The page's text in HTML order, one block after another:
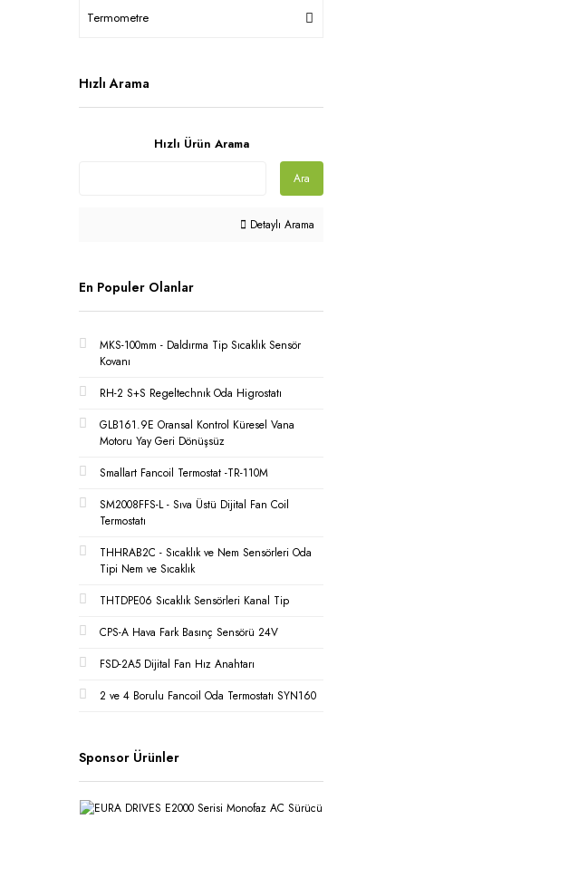
Termometre
Hızlı Arama
Hızlı Ürün Arama
Ara
Detaylı Arama
En Populer Olanlar
MKS-100mm - Daldırma Tip Sıcaklık Sensör
Kovanı
RH-2 S+S Regeltechnık Oda Higrostatı
GLB161.9E Oransal Kontrol Küresel Vana
Motoru Yay Geri Dönüşsüz
Smallart Fancoil Termostat -TR-110M
SM2008FFS-L - Sıva Üstü Dijital Fan Coil
Termostatı
THHRAB2C - Sıcaklık ve Nem Sensörleri Oda
Tipi Nem ve Sıcaklık
THTDPE06 Sıcaklık Sensörleri Kanal Tip
CPS-A Hava Fark Basınç Sensörü 24V
FSD-2A5 Dijital Fan Hız Anahtarı
2 ve 4 Borulu Fancoil Oda Termostatı SYN160
Sponsor Ürünler